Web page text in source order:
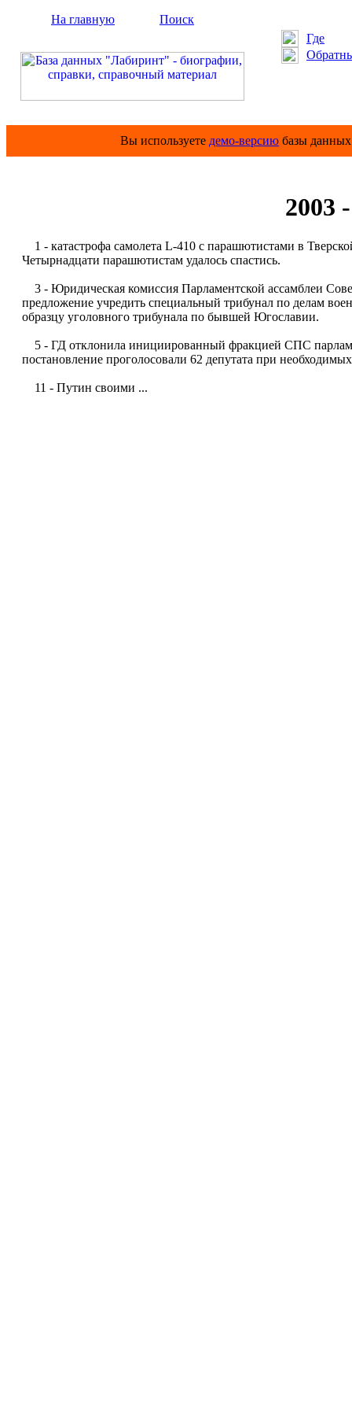
На главную
Поиск
Где
Вы используете демо-версию базы
2003
1 - катастрофа самолета L-410 с парашютистами в
Четырнадцати парашютистам удалось спастись.
3 - Юридическая комиссия Парламентской ассамблеи
предложение учредить специальный трибунал по делам
образцу уголовного трибунала по бывшей Югославии.
5 - ГД отклонила инициированный фракцией СПС
постановление проголосовали 62 депутата при
11 - Путин своими ...